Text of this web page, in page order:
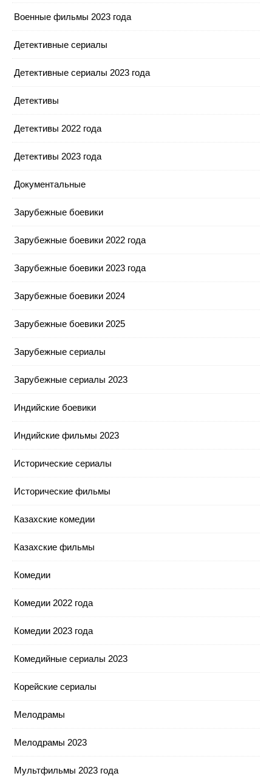
Военные фильмы 2023 года
Детективные сериалы
Детективные сериалы 2023 года
Детективы
Детективы 2022 года
Детективы 2023 года
Документальные
Зарубежные боевики
Зарубежные боевики 2022 года
Зарубежные боевики 2023 года
Зарубежные боевики 2024
Зарубежные боевики 2025
Зарубежные сериалы
Зарубежные сериалы 2023
Индийские боевики
Индийские фильмы 2023
Исторические сериалы
Исторические фильмы
Казахские комедии
Казахские фильмы
Комедии
Комедии 2022 года
Комедии 2023 года
Комедийные сериалы 2023
Корейские сериалы
Мелодрамы
Мелодрамы 2023
Мультфильмы 2023 года